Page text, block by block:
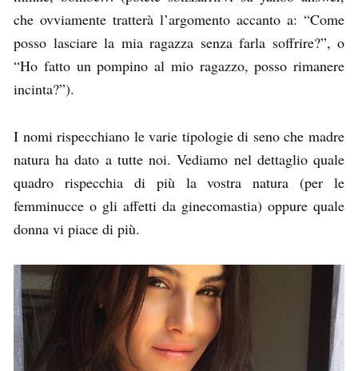
che ovviamente tratterà l’argomento accanto a: “Come
posso lasciare la mia ragazza senza farla soffrire?”, o
“Ho fatto un pompino al mio ragazzo, posso rimanere
incinta?”).
I nomi rispecchiano le varie tipologie di seno che madre
natura ha dato a tutte noi. Vediamo nel dettaglio quale
quadro rispecchia di più la vostra natura (per le
femminucce o gli affetti da ginecomastia) oppure quale
donna vi piace di più.